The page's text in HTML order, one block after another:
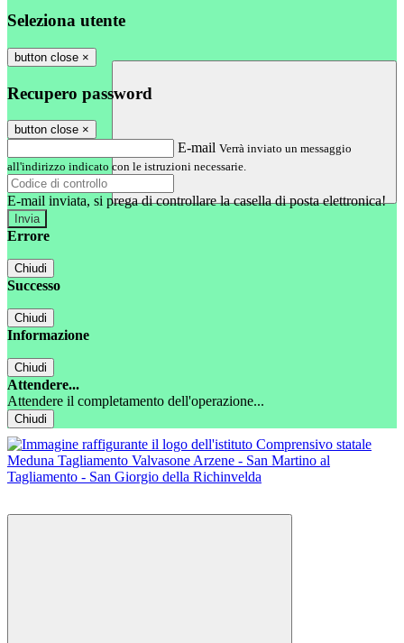
Seleziona utente
button close ×
Recupero password
button close ×
E-mail Verrà inviato un messaggio
all'indirizzo indicato con le istruzioni necessarie.
E-mail inviata, si prega di controllare la casella di posta elettronica!
Errore
Chiudi
Successo
Chiudi
Informazione
Chiudi
Attendere...
Attendere il completamento dell'operazione...
Chiudi